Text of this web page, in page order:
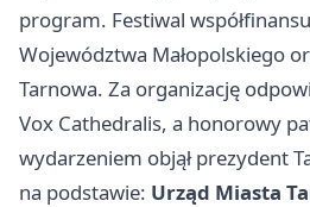
program. Festiwal
Województwa Małopolskiego
Tarnowa. Za organizację
Vox Cathedralis, a honorowy
wydarzeniem objął prezydent
na podstawie: Urząd Miasta